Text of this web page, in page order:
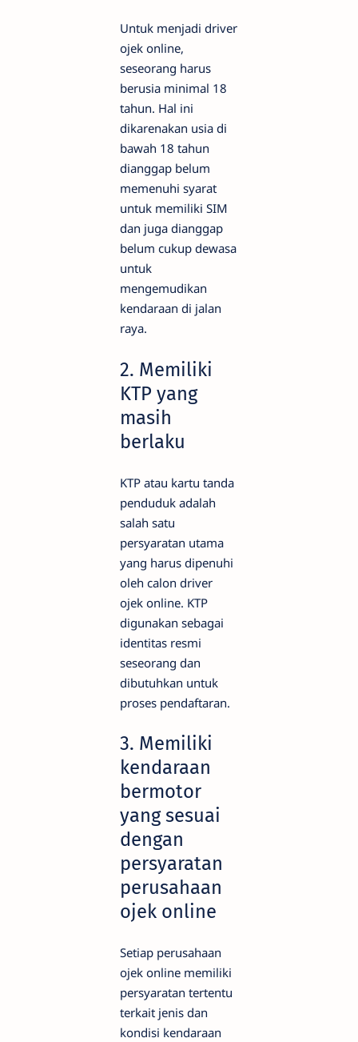
Untuk menjadi driver
ojek online,
seseorang harus
berusia minimal 18
tahun. Hal ini
dikarenakan usia di
bawah 18 tahun
dianggap belum
memenuhi syarat
untuk memiliki SIM
dan juga dianggap
belum cukup dewasa
untuk
mengemudikan
kendaraan di jalan
raya.
2. Memiliki
KTP yang
masih
berlaku
KTP atau kartu tanda
penduduk adalah
salah satu
persyaratan utama
yang harus dipenuhi
oleh calon driver
ojek online. KTP
digunakan sebagai
identitas resmi
seseorang dan
dibutuhkan untuk
proses pendaftaran.
3. Memiliki
kendaraan
bermotor
yang sesuai
dengan
persyaratan
perusahaan
ojek online
Setiap perusahaan
ojek online memiliki
persyaratan tertentu
terkait jenis dan
kondisi kendaraan